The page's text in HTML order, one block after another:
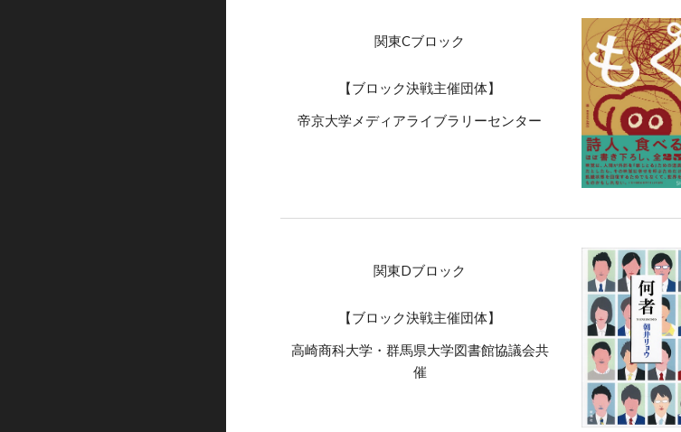
関東Cブロック
【ブロック決戦主催団体】
帝京大学メディアライブラリーセンター
関東Dブロック
【ブロック決戦主催団体】
高崎商科大学・群馬県大学図書館協議会共
催